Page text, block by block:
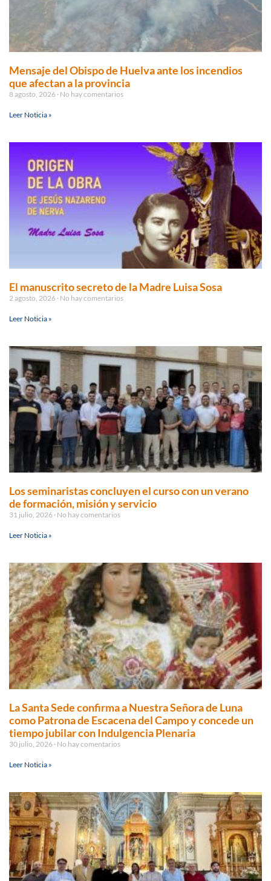
Mensaje del Obispo de Huelva ante los incendios
que afectan a la provincia
8 agosto, 2026 No hay comentarios
Leer Noticia »
El manuscrito secreto de la Madre Luisa Sosa
2 agosto, 2026 No hay comentarios
Leer Noticia »
Los seminaristas concluyen el curso con un verano
de formación, misión y servicio
31 julio, 2026 No hay comentarios
Leer Noticia »
La Santa Sede confirma a Nuestra Señora de Luna
como Patrona de Escacena del Campo y concede un
tiempo jubilar con Indulgencia Plenaria
30 julio, 2026 No hay comentarios
Leer Noticia »